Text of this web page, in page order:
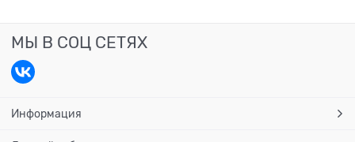
МЫ В СОЦ СЕТЯХ
Информация